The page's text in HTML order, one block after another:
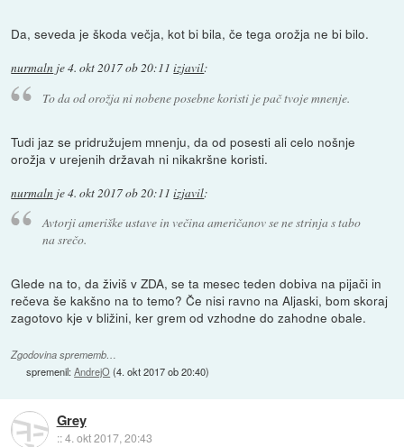
Da, seveda je škoda večja, kot bi bila, če tega orožja ne bi bilo.
nurmaln je4. okt 2017 ob 20:11 izjavil:
To da od orožja ni nobene posebne koristi je pač tvoje mnenje.
Tudi jaz se pridružujem mnenju, da od posesti ali celo nošnje
orožja v urejenih državah ni nikakršne koristi.
nurmaln je4. okt 2017 ob 20:11 izjavil:
Avtorji ameriške ustave in večina američanov se ne strinja s tabo
na srečo.
Glede na to, da živiš v ZDA, se ta mesec teden dobiva na pijači in
rečeva še kakšno na to temo? Če nisi ravno na Aljaski, bom skoraj
zagotovo kje v bližini, ker grem od vzhodne do zahodne obale.
Zgodovina sprememb…
spremenil:AndrejO(4. okt 2017 ob 20:40)
Grey
::4. okt 2017, 20:43